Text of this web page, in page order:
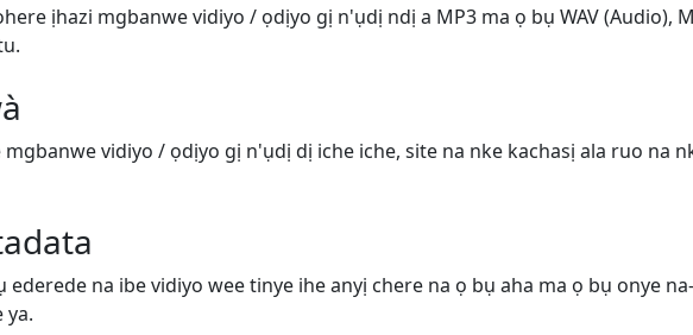
ịhazi mgbanwe vidiyo / ọdịyo gị n'ụdị ndị a MP3 ma ọ bụ WAV (Audio),
vidiyo / ọdịyo gị n'ụdị dị iche iche, site na nke kachasị ala ruo na
ederede na ibe vidiyo wee tinye ihe anyị chere na ọ bụ aha ma ọ bụ onye
ya.